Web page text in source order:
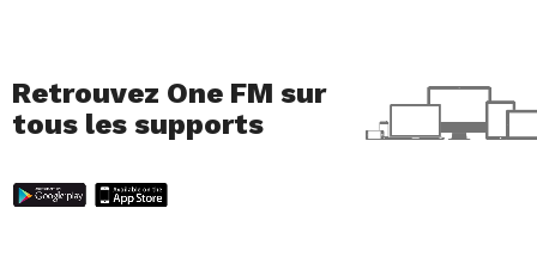
Retrouvez One FM sur
tous les supports